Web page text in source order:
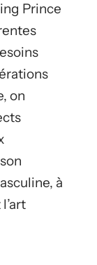
Prince
on
à